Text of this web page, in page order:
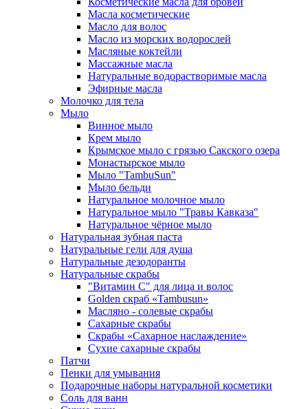
Масла косметические
Масло для волос
Масло из морских водорослей
Масляные коктейли
Массажные масла
Натуральные водорастворимые масла
Эфирные масла
Молочко для тела
Мыло
Винное мыло
Крем мыло
Крымское мыло с грязью Сакского озера
Монастырское мыло
Мыло "TambuSun"
Мыло бельди
Натуральное молочное мыло
Натуральное мыло "Травы Кавказа"
Натуральное чёрное мыло
Натуральная зубная паста
Натуральные гели для душа
Натуральные дезодоранты
Натуральные скрабы
"Витамин С" для лица и волос
Golden скраб «Tambusun»
Масляно - солевые скрабы
Сахарные скрабы
Скрабы «Сахарное наслаждение»
Сухие сахарные скрабы
Патчи
Пенки для умывания
Подарочные наборы натуральной косметики
Соль для ванн